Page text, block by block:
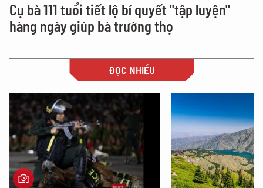
Cụ bà 111 tuổi tiết lộ bí quyết "tập luyện"
hàng ngày giúp bà trường thọ
ĐỌC NHIỀU